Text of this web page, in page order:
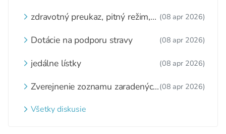
zdravotný preukaz, pitný režim,
(08 apr 2026)
Dotácie na podporu stravy (08 apr 2026)
jedálne lístky (08 apr 2026)
Zverejnenie zoznamu zaradených
webovom sídle
(08 apr 2026)
Všetky diskusie